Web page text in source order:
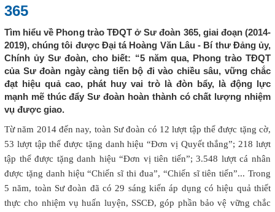
365
Tìm hiểu về Phong trào TĐQT ở Sư đoàn 365, giai đoạn (2014-
2019), chúng tôi được Đại tá Hoàng Văn Lâu - Bí thư Đảng ủy,
Chính ủy Sư đoàn, cho biết: “5 năm qua, Phong trào TĐQT
của Sư đoàn ngày càng tiến bộ đi vào chiều sâu, vững chắc
đạt hiệu quả cao, phát huy vai trò là đòn bẩy, là động lực
mạnh mẽ thúc đẩy Sư đoàn hoàn thành có chất lượng nhiệm
vụ được giao.
Từ năm 2014 đến nay, toàn Sư đoàn có 12 lượt tập thể được tặng cờ,
53 lượt tập thể được tặng danh hiệu “Đơn vị Quyết thắng”; 218 lượt
tập thể được tặng danh hiệu “Đơn vị tiên tiến”; 3.548 lượt cá nhân
được tặng danh hiệu “Chiến sĩ thi đua”, “Chiến sĩ tiên tiến”... Trong
5 năm, toàn Sư đoàn đã có 29 sáng kiến áp dụng có hiệu quả thiết
thực cho nhiệm vụ huấn luyện, SSCĐ, góp phần bảo vệ vững chắc